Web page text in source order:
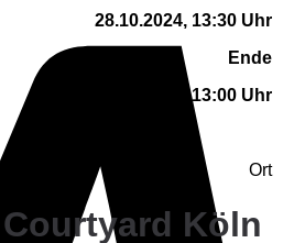
28.10.2024, 13:30 Uhr
Ende
30.10.2024, 13:00 Uhr
Ort
Köln